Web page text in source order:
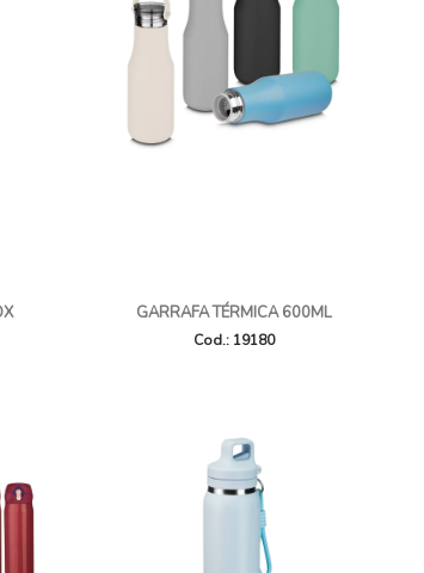
GARRAFA TÉRMICA 600ML
Cod.: 19180